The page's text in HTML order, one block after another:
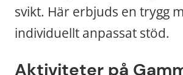
svikt. Här erbjuds en trygg
individuellt anpassat stöd.
Aktiviteter på